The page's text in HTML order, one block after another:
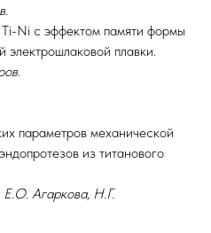
Ni с эффектом памяти формы
электрошлаковой плавки.
параметров механической
из титанового
Агаркова, Н.Г.